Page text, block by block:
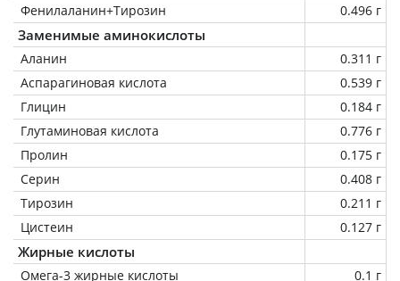
Фенилаланин+Тирозин
0.496 г
Заменимые аминокислоты
Аланин
0.311 г
Аспарагиновая кислота
0.539 г
Глицин
0.184 г
Глутаминовая кислота
0.776 г
Пролин
0.175 г
Серин
0.408 г
Тирозин
0.211 г
Цистеин
0.127 г
Жирные кислоты
Омега-3 жирные кислоты
0.1 г